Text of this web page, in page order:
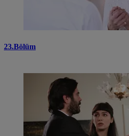
23.Bölüm